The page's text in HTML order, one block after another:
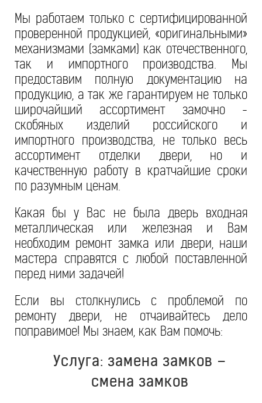
Мы работаем только с сертифицированной
проверенной продукцией, «оригинальными»
механизмами (замками) как отечественного,
так и импортного производства. Мы
предоставим полную документацию на
продукцию, а так же гарантируем не только
широчайший ассортимент замочно -
скобяных изделий российского и
импортного производства, не только весь
ассортимент отделки двери, но и
качественную работу в кратчайшие сроки
по разумным ценам.
Какая бы у Вас не была дверь входная
металлическая или железная и Вам
необходим ремонт замка или двери, наши
мастера справятся с любой поставленной
перед ними задачей!
Если вы столкнулись с проблемой по
ремонту двери, не отчаивайтесь дело
поправимое! Мы знаем, как Вам помочь:
Услуга: замена замков –
смена замков